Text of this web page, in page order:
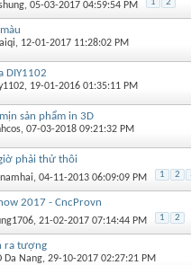
‎, 05-03-2017 04:59:54 PM 1 2
‎, 12-01-2017 11:28:02 PM
DIY1102
‎, 19-01-2016 01:35:11 PM
sản phẩm in 3D
‎, 07-03-2018 09:21:32 PM
phải thử thôi
‎, 04-11-2013 06:09:09 PM 1 2
2017 - CncProvn
‎, 21-02-2017 07:14:44 PM 1 2
ra tượng
Da Nang‎, 29-10-2017 02:27:21 PM